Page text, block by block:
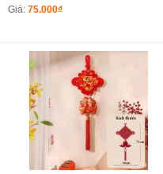
Tết Năm Bính Ngọ 2026 605-X
Giá: 75.000₫